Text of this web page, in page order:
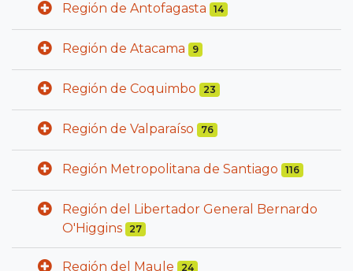
Región de Antofagasta 14
Región de Atacama 9
Región de Coquimbo 23
Región de Valparaíso 76
Región Metropolitana de Santiago 116
Región del Libertador General Bernardo
O'Higgins
27
Región del Maule 24